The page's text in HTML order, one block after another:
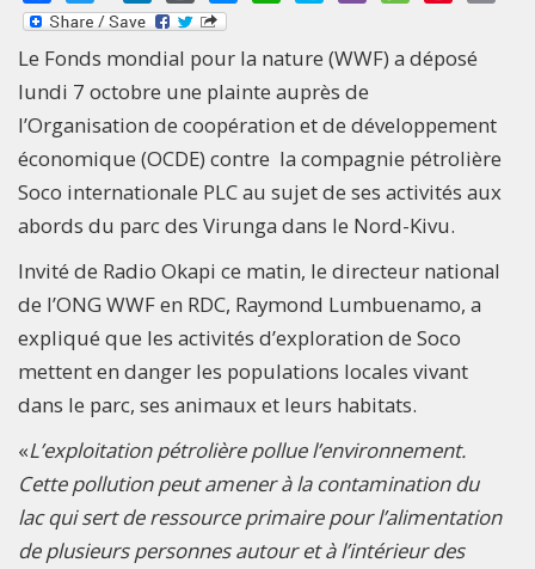
Le Fonds mondial pour la nature (WWF) a déposé
lundi 7 octobre une plainte auprès de
l’Organisation de coopération et de développement
économique (OCDE) contre la compagnie pétrolière
Soco internationale PLC au sujet de ses activités aux
abords du parc des Virunga dans le Nord-Kivu.
Invité de Radio Okapi ce matin, le directeur national
de l’ONG WWF en RDC, Raymond Lumbuenamo, a
expliqué que les activités d’exploration de Soco
mettent en danger les populations locales vivant
dans le parc, ses animaux et leurs habitats.
«L’exploitation pétrolière pollue l’environnement.
Cette pollution peut amener à la contamination du
lac qui sert de ressource primaire pour l’alimentation
de plusieurs personnes autour et à l’intérieur des